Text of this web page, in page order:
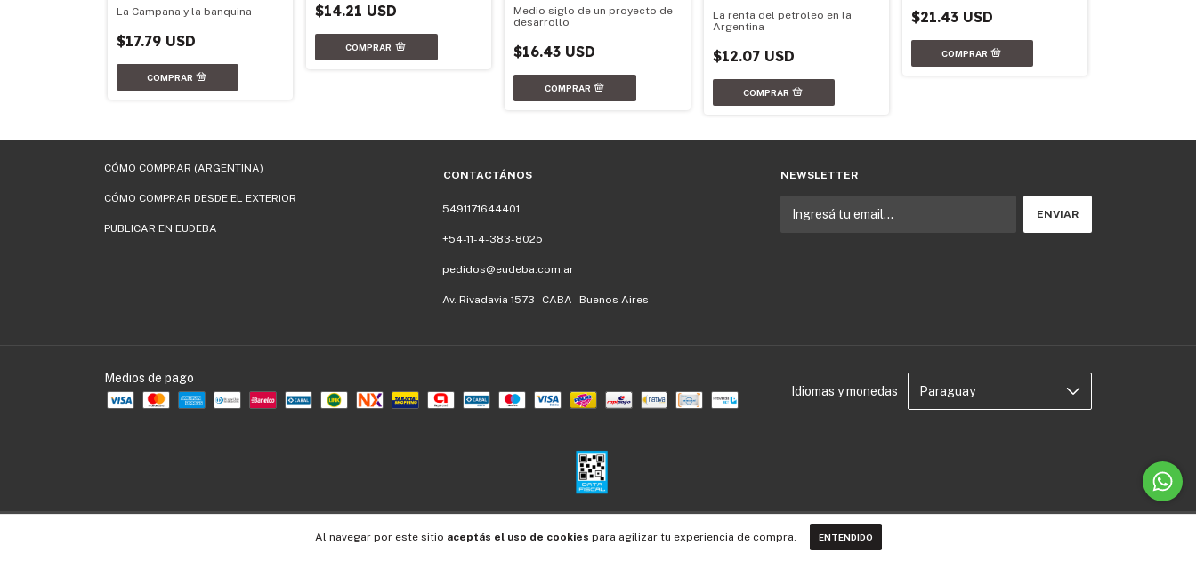
Al navegar por este sitio aceptás el uso de cookies para agilizar tu experiencia de compra. ENTENDIDO
La Campana y la banquina
$17.79 USD
$14.21 USD
Medio siglo de un proyecto de
desarrollo
$16.43 USD
La renta del petróleo en la
Argentina
$12.07 USD
$21.43 USD
CÓMO COMPRAR (ARGENTINA)
CÓMO COMPRAR DESDE EL EXTERIOR
PUBLICAR EN EUDEBA
CONTACTÁNOS
5491171644401
+54-11-4-383-8025
pedidos@eudeba.com.ar
Av. Rivadavia 1573 - CABA - Buenos Aires
NEWSLETTER
Medios de pago
Idiomas y monedas